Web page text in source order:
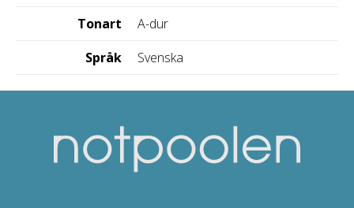
Tonart
A-dur
Språk
Svenska